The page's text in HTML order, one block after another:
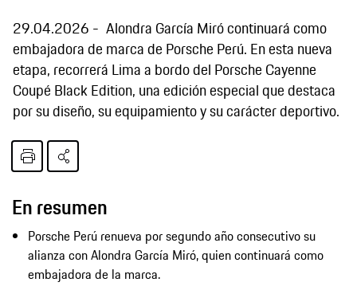
29.04.2026
Alondra García Miró continuará como
embajadora de marca de Porsche Perú. En esta nueva
etapa, recorrerá Lima a bordo del Porsche Cayenne
Coupé Black Edition, una edición especial que destaca
por su diseño, su equipamiento y su carácter deportivo.
En resumen
Porsche Perú renueva por segundo año consecutivo su
alianza con Alondra García Miró, quien continuará como
embajadora de la marca.